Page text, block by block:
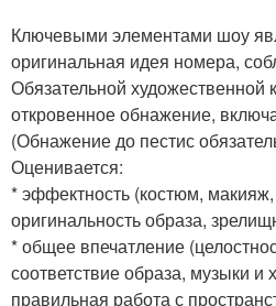
Ключевыми элементами шоу
оригинальная идея номера,
Обязательной художественной
откровенное обнажение,
(Обнажение до пестис
Оценивается:
* эффектность (костюм,
оригинальность образа,
* общее впечатление
соответствие образа, музыки и
правильная работа с